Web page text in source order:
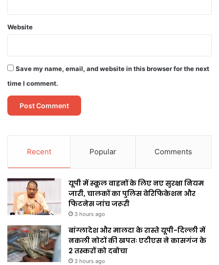
Website
Save my name, email, and website in this browser for the next
time I comment.
Recent Popular Comments
यूपी में स्कूल वाहनों के लिए नए सुरक्षा नियम
जारी, चालकों का पुलिस वेरिफिकेशन और
फिटनेस जांच जरूरी
3 hours ago
बांग्लादेश और मालदा के रास्ते यूपी-दिल्ली में
नकली नोटों की खपतः एटीएस ने कासगंज के
2 तस्करों को दबोचा
3 hours ago